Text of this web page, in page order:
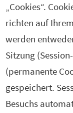
„Cookies“.
richten auf
werden
Sitzung
(permanente
gespeichert.
Besuchs